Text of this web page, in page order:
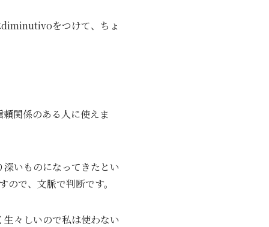
をつけて、ちょ
関係のある人に使えま
いものになってきたとい
で、文脈で判断です。
々しいので私は使わない